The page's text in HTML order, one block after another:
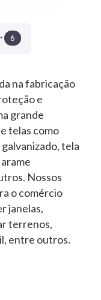
6
na fabricação
e
grande
telas como
tela
Nossos
o comércio
janelas,
terrenos,
entre outros.